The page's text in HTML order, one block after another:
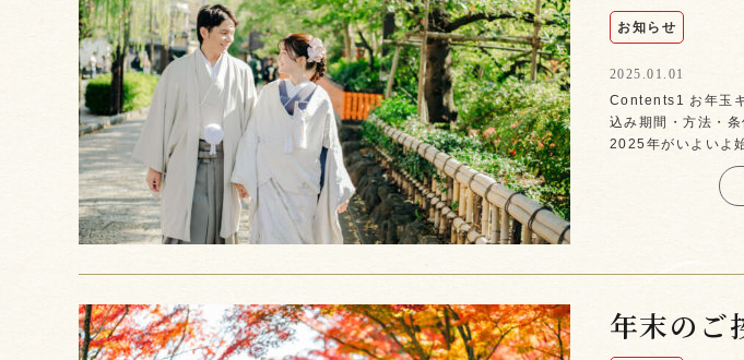
お知らせ
2025.01.01
Contents1 お年玉
込み期間・方法・
2025年がいよいよ
年末のご